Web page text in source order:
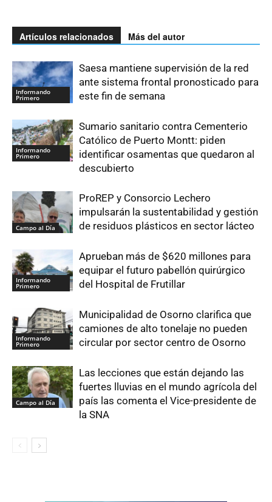
Artículos relacionados Más del autor
Informando
Primero
Saesa mantiene supervisión de la red
ante sistema frontal pronosticado para
este fin de semana
Informando
Primero
Sumario sanitario contra Cementerio
Católico de Puerto Montt: piden
identificar osamentas que quedaron al
descubierto
Campo al Día
ProREP y Consorcio Lechero
impulsarán la sustentabilidad y gestión
de residuos plásticos en sector lácteo
Informando
Primero
Aprueban más de $620 millones para
equipar el futuro pabellón quirúrgico
del Hospital de Frutillar
Informando
Primero
Municipalidad de Osorno clarifica que
camiones de alto tonelaje no pueden
circular por sector centro de Osorno
Campo al Día
Las lecciones que están dejando las
fuertes lluvias en el mundo agrícola del
país las comenta el Vice-presidente de
la SNA